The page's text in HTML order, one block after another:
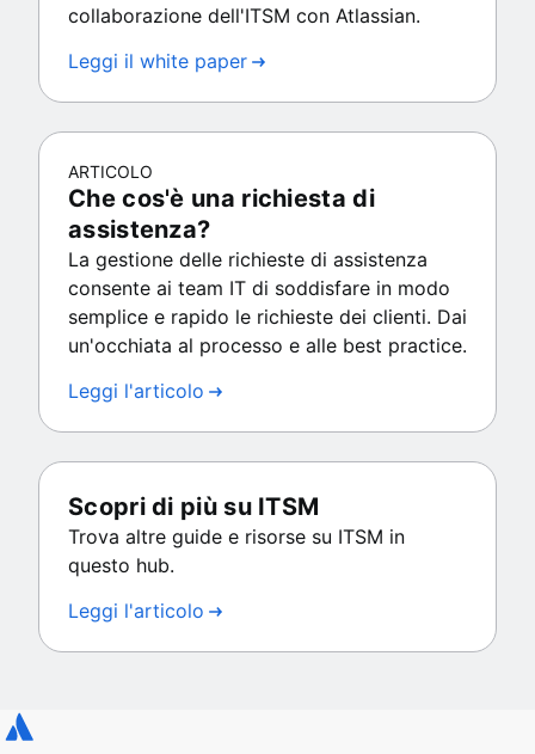
collaborazione dell'ITSM con Atlassian.
Leggi il white paper
ARTICOLO
Che cos'è una richiesta di
assistenza?
La gestione delle richieste di assistenza
consente ai team IT di soddisfare in modo
semplice e rapido le richieste dei clienti. Dai
un'occhiata al processo e alle best practice.
Leggi l'articolo
Scopri di più su ITSM
Trova altre guide e risorse su ITSM in
questo hub.
Leggi l'articolo